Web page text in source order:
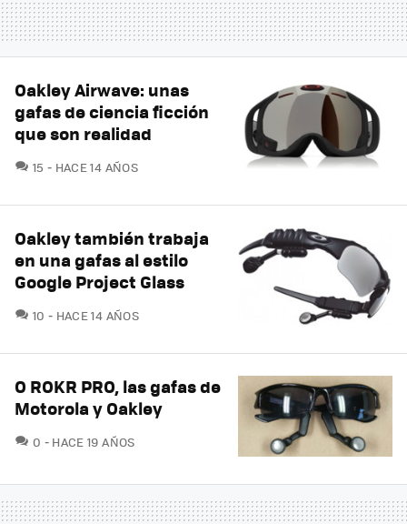
Oakley Airwave: unas
gafas de ciencia ficción
que son realidad
15 COMENTARIOS
HACE 14 AÑOS
Oakley también trabaja
en una gafas al estilo
Google Project Glass
10 COMENTARIOS
HACE 14 AÑOS
O ROKR PRO, las gafas de
Motorola y Oakley
0 COMENTARIOS
HACE 19 AÑOS